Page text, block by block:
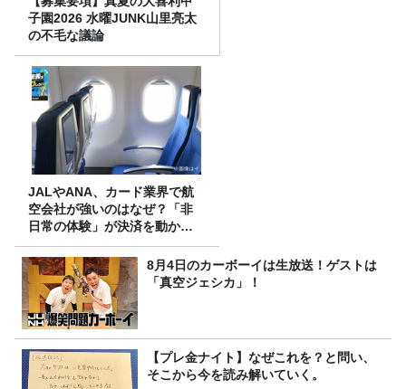
子園2026 水曜JUNK山里亮太
の不毛な議論
JALやANA、カード業界で航
空会社が強いのはなぜ？「非
日常の体験」が決済を動かす
理由
8月4日のカーボーイは生放送！ゲストは
「真空ジェシカ」！
【プレ金ナイト】なぜこれを？と問い、
そこから今を読み解いていく。